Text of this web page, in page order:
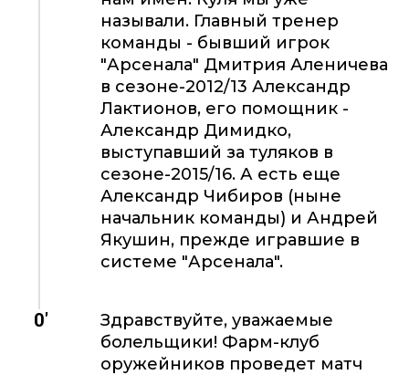
называли. Главный тренер
команды - бывший игрок
"Арсенала" Дмитрия Аленичева
в сезоне-2012/13 Александр
Лактионов, его помощник -
Александр Димидко,
выступавший за туляков в
сезоне-2015/16. А есть еще
Александр Чибиров (ныне
начальник команды) и Андрей
Якушин, прежде игравшие в
системе "Арсенала".
0'
Здравствуйте, уважаемые
болельщики! Фарм-клуб
оружейников проведет матч